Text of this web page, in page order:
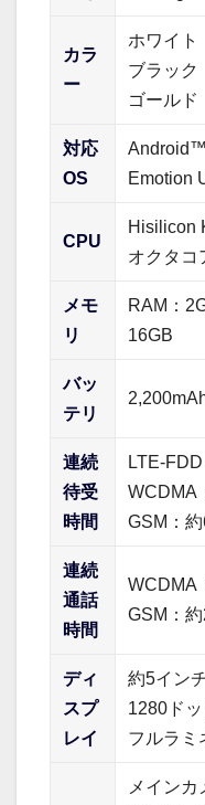
カラ
ー
ホワイト
ブラック
ゴールド
対応
OS
Emotion
CPU
Hisilicon
オクタコ
メモ
リ
RAM：
16GB
バッ
テリ
連続
待受
時間
LTE-
WCDMA
GSM：
連続
通話
時間
WCDMA
GSM：
ディ
スプ
レイ
約5イン
1280ド
フルラミ
メイン